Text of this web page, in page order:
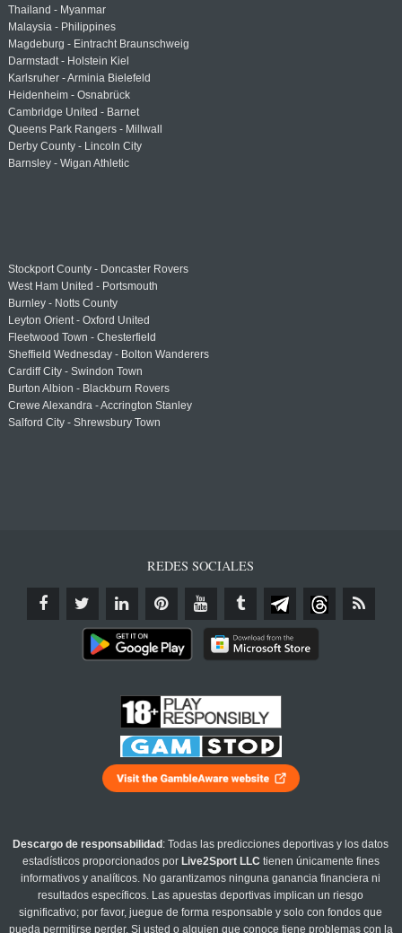
Thailand - Myanmar
Malaysia - Philippines
Magdeburg - Eintracht Braunschweig
Darmstadt - Holstein Kiel
Karlsruher - Arminia Bielefeld
Heidenheim - Osnabrück
Cambridge United - Barnet
Queens Park Rangers - Millwall
Derby County - Lincoln City
Barnsley - Wigan Athletic
Stockport County - Doncaster Rovers
West Ham United - Portsmouth
Burnley - Notts County
Leyton Orient - Oxford United
Fleetwood Town - Chesterfield
Sheffield Wednesday - Bolton Wanderers
Cardiff City - Swindon Town
Burton Albion - Blackburn Rovers
Crewe Alexandra - Accrington Stanley
Salford City - Shrewsbury Town
REDES SOCIALES
Descargo de responsabilidad : Todas las predicciones deportivas y los datos
estadísticos proporcionados por Live2Sport LLC tienen únicamente fines
informativos y analíticos. No garantizamos ninguna ganancia financiera ni
resultados específicos. Las apuestas deportivas implican un riesgo
significativo; por favor, juegue de forma responsable y solo con fondos que
pueda permitirse perder. Si usted o alguien que conoce tiene problemas con la